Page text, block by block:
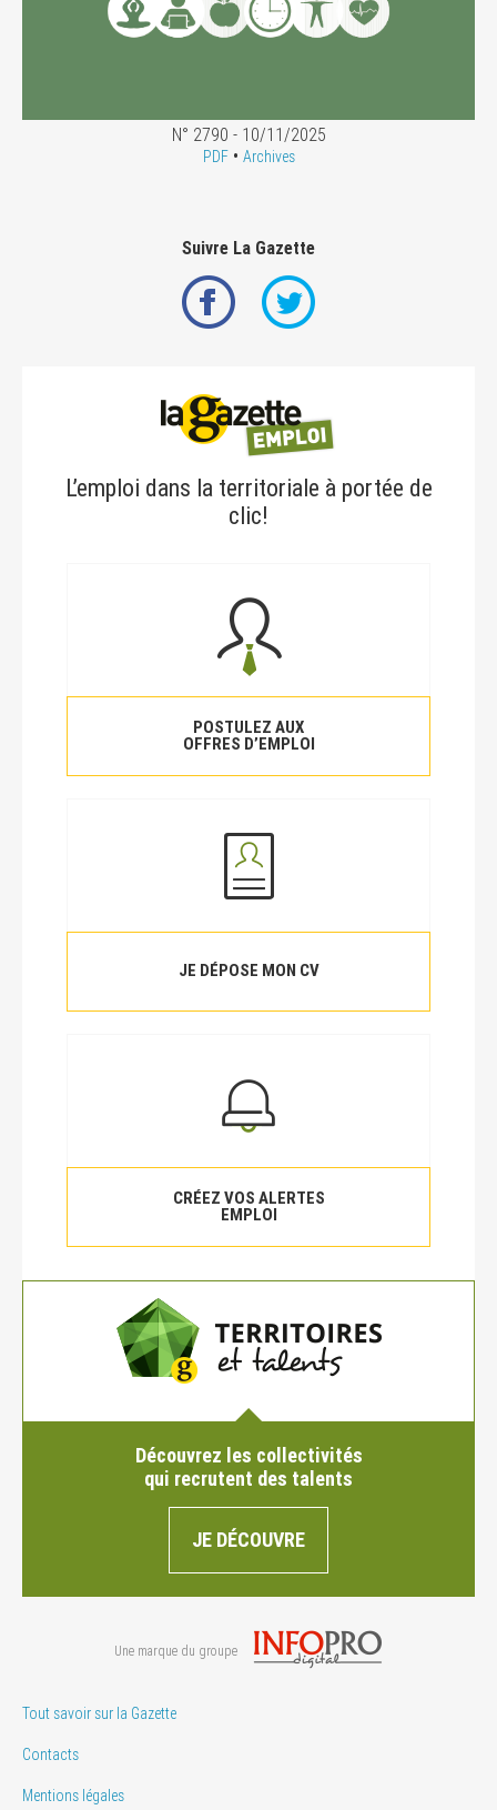
N° 2790 - 10/11/2025
PDF• Archives
Suivre La Gazette
L’emploi dans la territoriale à portée de
clic!
POSTULEZ AUX
OFFRES D’EMPLOI
JE DÉPOSE MON CV
CRÉEZ VOS ALERTES
EMPLOI
Découvrez les collectivités
qui recrutent des talents
JE DÉCOUVRE
Une marque du groupe
Tout savoir sur la Gazette
Contacts
Mentions légales